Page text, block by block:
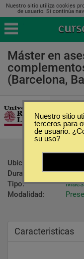
Nuestro sitio utiliza cookies
de usuario. Si continúa
Máster en
(Barcelona,
Ubicación:
Duración:
450
Tipo:
Modalidad:
Caracteristicas
Nuestro sitio
terceros para
de usuario.
su uso?